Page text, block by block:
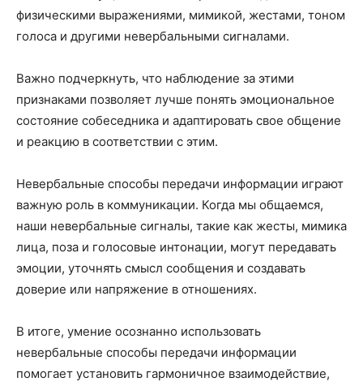
физическими выражениями, мимикой, жестами, тоном
голоса и другими невербальными сигналами.
Важно подчеркнуть, что наблюдение за этими
признаками позволяет лучше понять эмоциональное
состояние собеседника и адаптировать свое общение
и реакцию в соответствии с этим.
Невербальные способы передачи информации играют
важную роль в коммуникации. Когда мы общаемся,
наши невербальные сигналы, такие как жесты, мимика
лица, поза и голосовые интонации, могут передавать
эмоции, уточнять смысл сообщения и создавать
доверие или напряжение в отношениях.
В итоге, умение осознанно использовать
невербальные способы передачи информации
помогает установить гармоничное взаимодействие,